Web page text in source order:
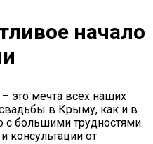
начало
это мечта всех наших
в Крыму, как и в
с большими трудностями.
от